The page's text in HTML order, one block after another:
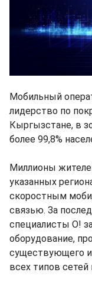
Мобильный
лидерство по
Кыргызстане, в
более 99,8%
Миллионы
указанных
скоростным
связью. За
специалисты О!
оборудование,
существующего и
всех типов сетей